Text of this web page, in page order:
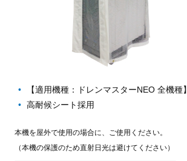
【適用機種：ドレンマスターNEO 全機種】
高耐候シート採用
本機を屋外で使用の場合に、ご使用ください。
（本機の保護のため直射日光は避けてください）